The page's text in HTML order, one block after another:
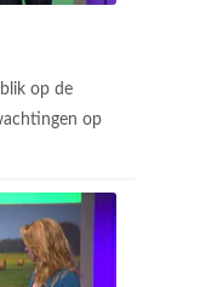
blik op de
op